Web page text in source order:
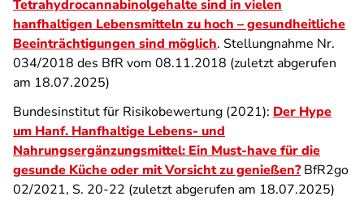
Tetrahydrocannabinolgehalte sind in vielen
hanfhaltigen Lebensmitteln zu hoch – gesundheitliche
Beeinträchtigungen sind möglich. Stellungnahme Nr.
034/2018 des BfR vom 08.11.2018 (zuletzt abgerufen
am 18.07.2025)
Bundesinstitut für Risikobewertung (2021): Der Hype
um Hanf. Hanfhaltige Lebens- und
Nahrungsergänzungsmittel: Ein Must-have für die
gesunde Küche oder mit Vorsicht zu genießen?BfR2go
02/2021, S. 20-22 (zuletzt abgerufen am 18.07.2025)